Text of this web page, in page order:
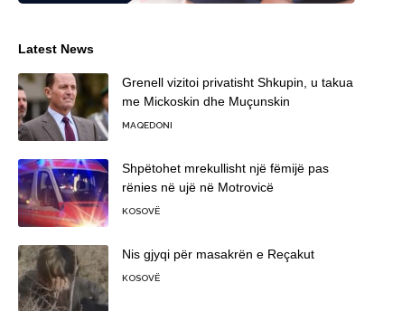
Latest News
Grenell vizitoi privatisht Shkupin, u takua
me Mickoskin dhe Muçunskin
MAQEDONI
Shpëtohet mrekullisht një fëmijë pas
rënies në ujë në Motrovicë
KOSOVË
Nis gjyqi për masakrën e Reçakut
KOSOVË